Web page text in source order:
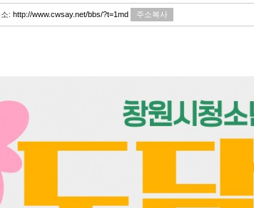
: http://www.cwsay.net/bbs/?t=1md 주소복사